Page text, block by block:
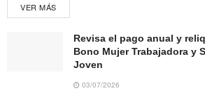
VER MÁS
Revisa el pago anual y
Bono Mujer Trabajadora y
Joven
03/07/2026